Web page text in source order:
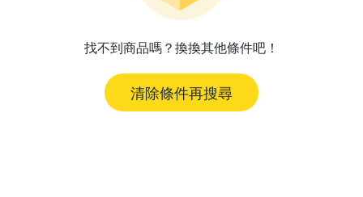
找不到商品嗎？換換其他條件吧！
清除條件再搜尋